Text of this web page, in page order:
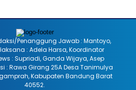
Penanggung Jawab : Mantoyo,
: Adela Harsa, Koordinator
: Supriadi, Ganda Wijaya, Asep
: Rawa Girang 25A Desa Tanimulya
Kabupaten Bandung Barat
40552.